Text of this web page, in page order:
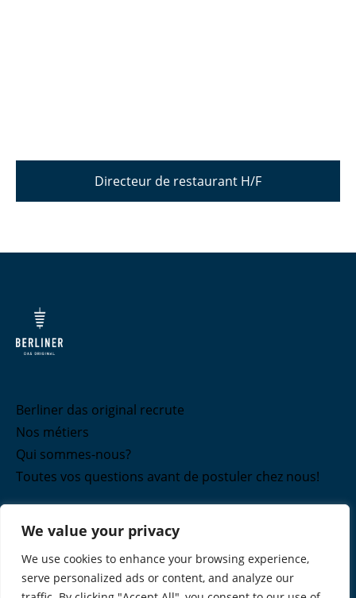
We value your privacy
We use cookies to enhance your browsing experience,
serve personalized ads or content, and analyze our
Directeur de restaurant H/F
Berliner das original recrute
Nos métiers
Qui sommes-nous?
Toutes vos questions avant de postuler chez nous!